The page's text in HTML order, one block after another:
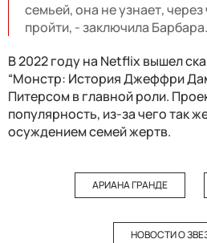
семьей, она не узнает,
пройти, - заключила Барбара.
В 2022 году на Netflix вышел
“Монстр: История Джеффри
Питерсом в главной роли.
популярность, из-за чего так
осуждением семей жертв.
АРИАНА ГРАНДЕ
НОВОСТИ О